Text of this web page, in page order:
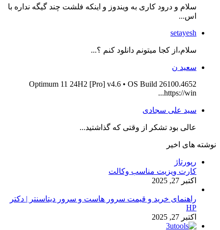
سلام و درود کاری به ویندوز و اینکه فلشت چند گیگه نداره با
اس...
setayesh
سلام،از کجا میتونم دانلود کنم ؟...
سعید ن
Optimum 11 24H2 [Pro] v4.6 • OS Build 26100.4652
https://win...
سید علی سجادی
عالی بود تشکر از وقتی که گذاشتید...
نوشته های اخیر
رپورتاژ
کارت ویزیت مناسب وکالت
اکتبر 27, 2025
راهنمای خرید و قیمت سرور هاست و سرور دیتاسنتر | دکتر
HP
اکتبر 27, 2025